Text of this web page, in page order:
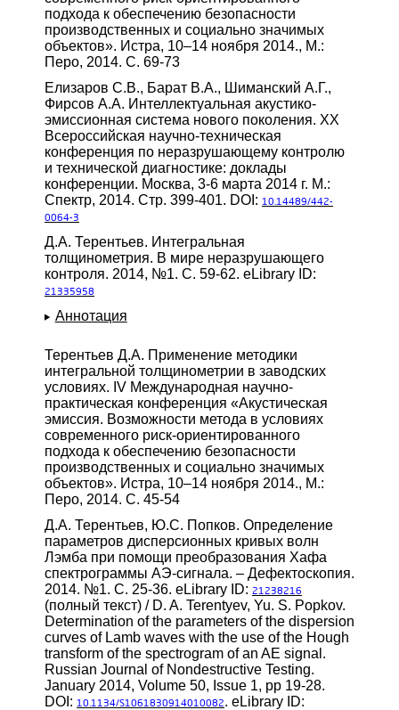
подхода к обеспечению безопасности
производственных и социально значимых
объектов». Истра, 10–14 ноября 2014., М.:
Перо, 2014. С. 69-73
Елизаров С.В., Барат В.А., Шиманский А.Г.,
Фирсов А.А. Интеллектуальная акустико-
эмиссионная система нового поколения. XX
Всероссийская научно-техническая
конференция по неразрушающему контролю
и технической диагностике: доклады
конференции. Москва, 3-6 марта 2014 г. М.:
Спектр, 2014. Стр. 399-401. DOI: 10.14489/442-
0064-3
Д.А. Терентьев. Интегральная
толщинометрия. В мире неразрушающего
контроля. 2014, №1. С. 59-62. eLibrary ID:
21335958
Аннотация
Терентьев Д.А. Применение методики
интегральной толщинометрии в заводских
условиях. IV Международная научно-
практическая конференция «Акустическая
эмиссия. Возможности метода в условиях
современного риск-ориентированного
подхода к обеспечению безопасности
производственных и социально значимых
объектов». Истра, 10–14 ноября 2014., М.:
Перо, 2014. С. 45-54
Д.А. Терентьев, Ю.С. Попков. Определение
параметров дисперсионных кривых волн
Лэмба при помощи преобразования Хафа
спектрограммы АЭ-сигнала. – Дефектоскопия.
2014. №1. С. 25-36. eLibrary ID: 21238216
(полный текст) / D. A. Terentyev, Yu. S. Popkov.
Determination of the parameters of the dispersion
curves of Lamb waves with the use of the Hough
transform of the spectrogram of an AE signal.
Russian Journal of Nondestructive Testing.
January 2014, Volume 50, Issue 1, pp 19-28.
DOI: 10.1134/S1061830914010082. eLibrary ID: